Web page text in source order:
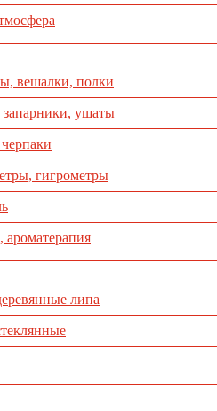
вешалки, полки
ушаты
гигрометры
ароматерапия
липа